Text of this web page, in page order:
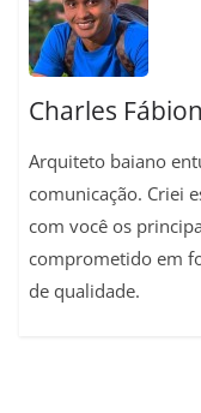
Charles Fábion
Arquiteto baiano
comunicação. Criei
com você os
comprometido em
de qualidade.